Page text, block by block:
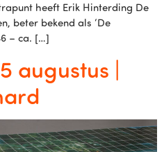
heeft Erik Hinterding De
beter bekend als ‘De
– ca. […]
augustus |